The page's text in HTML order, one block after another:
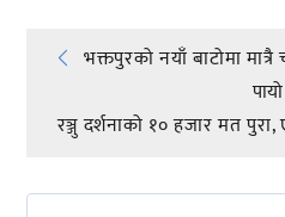
Post
navigation
भक्तपुरको नयाँ बाटोमा
पायो
रञ्जु दर्शनाको १० हजार मत